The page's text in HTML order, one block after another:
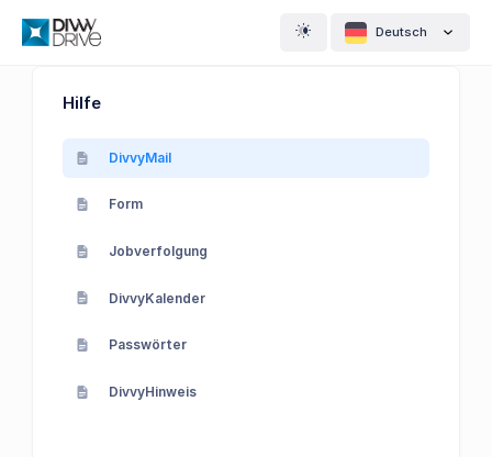
Deutsch
Hilfe
DivvyMail
Form
Jobverfolgung
DivvyKalender
Passwörter
DivvyHinweis